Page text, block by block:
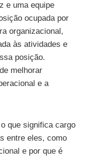
e uma equipe
ocupada por
organizacional,
às atividades e
posição.
melhorar
e a
que significa cargo
entre eles, como
e por que é